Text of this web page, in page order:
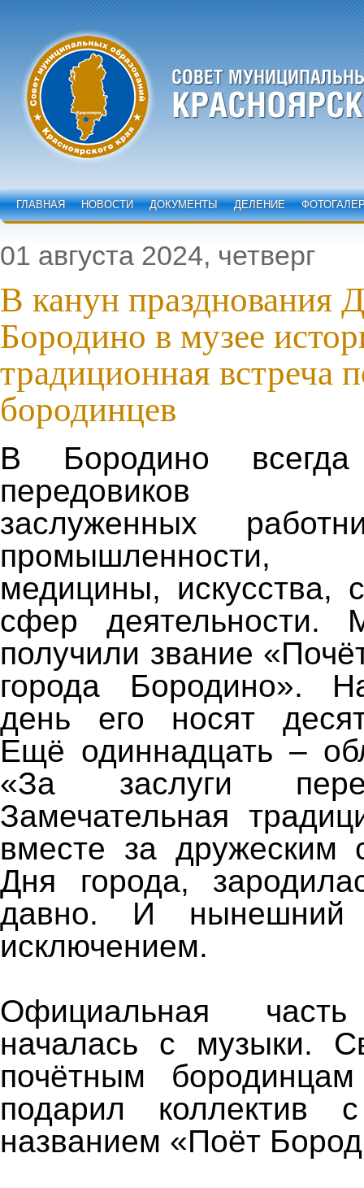
ГЛАВНАЯ НОВОСТИ ДОКУМЕНТЫ ДЕЛЕНИЕ
01 августа 2024, четверг
В канун празднования
Бородино в музее
традиционная встреча
бородинцев
В Бородино
передовиков
заслуженных
промышленности,
медицины, искусства,
сфер деятельности.
получили звание
города Бородино».
день его носят
Ещё одиннадцать –
«За заслуги
Замечательная
вместе за дружеским
Дня города,
давно. И
исключением.
Официальная
началась с музыки.
почётным
подарил коллектив
названием «Поёт